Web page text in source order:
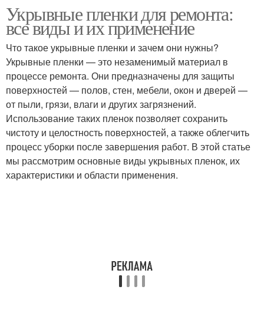
Клеевые пленки Антистатические пленки
Пленка для конкретной
поверхности
Пленки для окон
Пленки перед
традиционными
материалами
Пленки для кровли
Укрывные пленки для ремонта:
все виды и их применение
Что такое укрывные пленки и зачем они нужны?
Укрывные пленки — это незаменимый материал в
процессе ремонта. Они предназначены для защиты
поверхностей — полов, стен, мебели, окон и дверей —
от пыли, грязи, влаги и других загрязнений.
Использование таких пленок позволяет сохранить
чистоту и целостность поверхностей, а также облегчить
процесс уборки после завершения работ. В этой статье
мы рассмотрим основные виды укрывных пленок, их
характеристики и области применения.